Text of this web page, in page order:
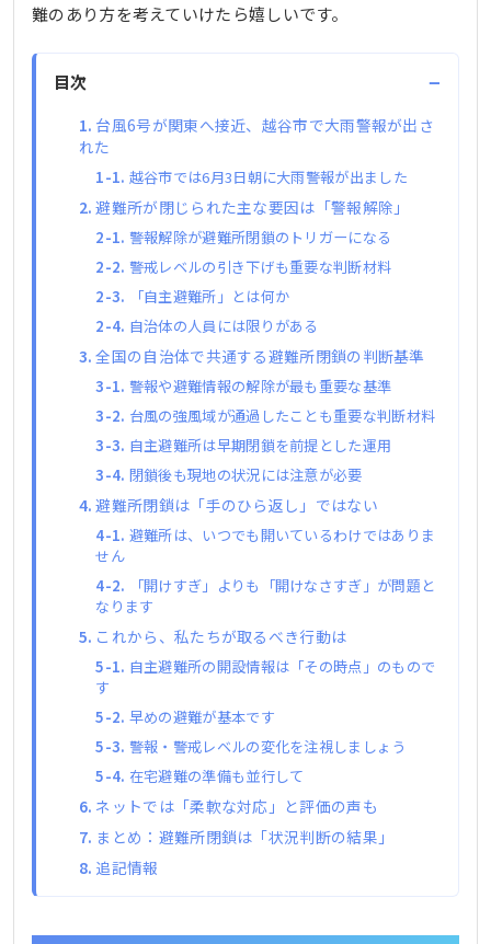
難のあり方を考えていけたら嬉しいです。
目次 −
台風6号が関東へ接近、越谷市で大雨警報が出さ
れた
越谷市では6月3日朝に大雨警報が出ました
避難所が閉じられた主な要因は「警報解除」
警報解除が避難所閉鎖のトリガーになる
警戒レベルの引き下げも重要な判断材料
「自主避難所」とは何か
自治体の人員には限りがある
全国の自治体で共通する避難所閉鎖の判断基準
警報や避難情報の解除が最も重要な基準
台風の強風域が通過したことも重要な判断材料
自主避難所は早期閉鎖を前提とした運用
閉鎖後も現地の状況には注意が必要
避難所閉鎖は「手のひら返し」ではない
避難所は、いつでも開いているわけではありま
せん
「開けすぎ」よりも「開けなさすぎ」が問題と
なります
これから、私たちが取るべき行動は
自主避難所の開設情報は「その時点」のもので
す
早めの避難が基本です
警報・警戒レベルの変化を注視しましょう
在宅避難の準備も並行して
ネットでは「柔軟な対応」と評価の声も
まとめ：避難所閉鎖は「状況判断の結果」
追記情報